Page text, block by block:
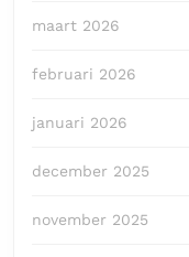
maart 2026
februari 2026
januari 2026
december 2025
november 2025